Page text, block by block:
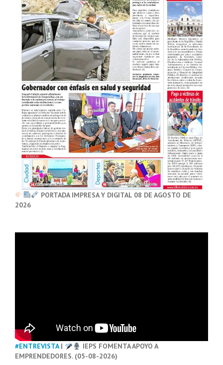
PORTADA IMPRESA Y DIGITAL 08 DE AGOSTO DE
2026
#ENTREVISTA|
IEPS FOMENTA APOYO A
EMPRENDEDORES. (05-08-2026)